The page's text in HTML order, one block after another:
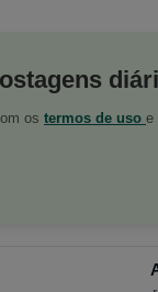
os termos de uso e